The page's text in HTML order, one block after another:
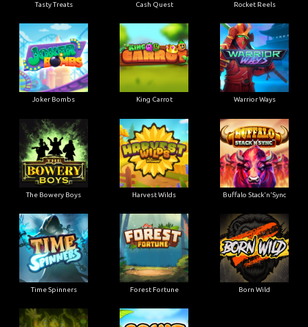
Tasty Treats Cash Quest Rocket Reels
Joker Bombs King Carrot Warrior Ways
The Bowery Boys Harvest Wilds Buffalo Stack'n'Sync
Time Spinners Forest Fortune Born Wild